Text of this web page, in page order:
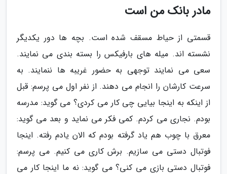
مادر بانک من است
قسمتی از حیاط مسقف شده است. بچه ها دور یکدیگر
نشسته اند. میله های بارفیکس را بسته بندی می نمایند.
سعی می نمایند توجهی به حضور غریبه ها ننمایند. به
سرعت کارشان را انجام می دهند. از نفر اول می پرسم: قبل
از اینکه به اینجا بیایی چی کار می کردی؟ می گوید: مدرسه
بودم. نجاری می کردم. کمی فکر می نماید و بعد می گوید:
معرق با چوب هم یاد گرفته بودم که الان یادم رفته. اینجا
فوتبال دستی می سازیم. برش کاری می کنیم. می پرسم:
فوتبال دستی بازی می کنی؟ می گوید: نه ما اینجا کار می